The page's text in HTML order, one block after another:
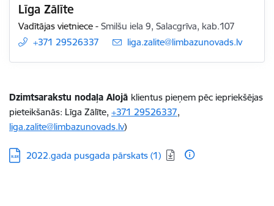
Līga Zālīte
Vadītājas vietniece -Smilšu iela 9, Salacgrīva, kab.107
+371 29526337
E-pasts:
liga.zalite@limbazunovads.lv
Dzimtsarakstu nodaļa Alojā klientus pieņem pēc iepriekšējas
pieteikšanās: Līga Zālīte, +371 29526337,
liga.zalite@limbazunovads.lv)
Lejupielādēt:
2022.gada pusgada pārskats (1)